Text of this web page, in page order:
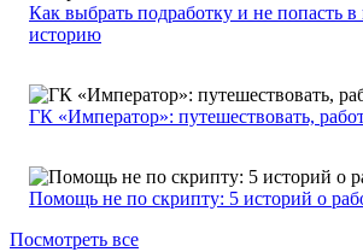
Как выбрать подработку и не попасть
историю
ГК «Император»: путешествовать,
Помощь не по скрипту: 5 историй о
Посмотреть все